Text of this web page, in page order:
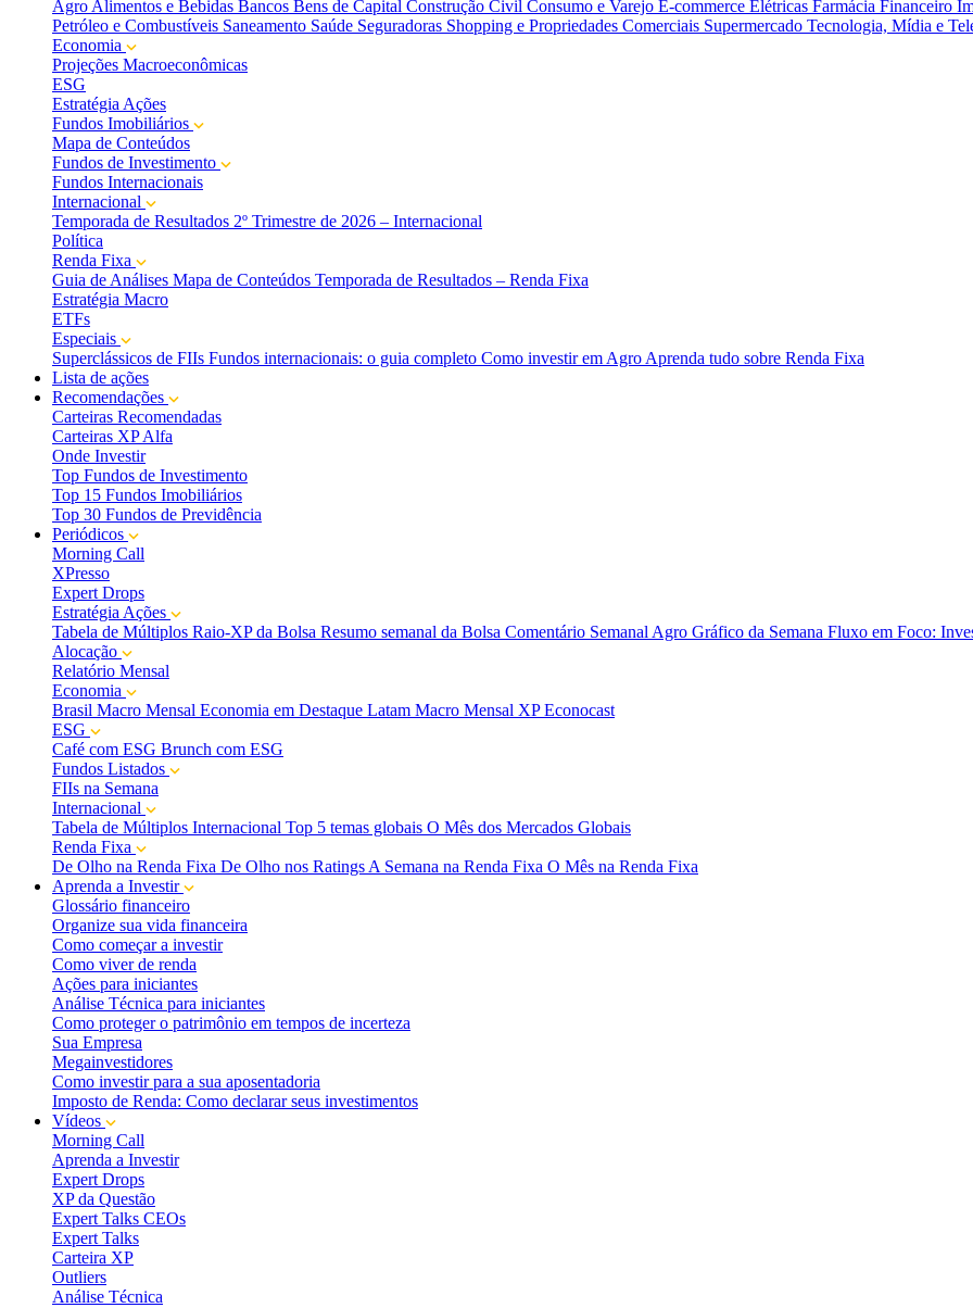
AgroAlimentos e Bebidas Bancos Bens de Capital Construção Civil Consumo e Varejo E-commerce Elétricas Farmácia Financeiro
Petróleo e Combustíveis Saneamento Saúde Seguradoras Shopping e Propriedades Comerciais Supermercado Tecnologia, Mídia e
Economia
Projeções Macroeconômicas
ESG
Estratégia Ações
Fundos Imobiliários
Mapa de Conteúdos
Fundos de Investimento
Fundos Internacionais
Internacional
Temporada de Resultados 2º Trimestre de 2026 – Internacional
Política
Renda Fixa
Guia de Análises Mapa de Conteúdos Temporada de Resultados – Renda Fixa
Estratégia Macro
ETFs
Especiais
Superclássicos de FIIs Fundos internacionais: o guia completo Como investir em AgroAprenda tudo sobre Renda Fixa
Lista de ações
Recomendações
Carteiras Recomendadas
Carteiras XP Alfa
Onde Investir
Top Fundos de Investimento
Top 15 Fundos Imobiliários
Top 30 Fundos de Previdência
Periódicos
Morning Call
XPresso
Expert Drops
Estratégia Ações
Tabela de Múltiplos Raio-XP da Bolsa Resumo semanal da Bolsa Comentário Semanal Agro Gráfico da Semana Fluxo em Foco:
Alocação
Relatório Mensal
Economia
Brasil Macro Mensal Economia em Destaque Latam Macro Mensal XP Econocast
ESG
Café com ESG Brunch com ESG
Fundos Listados
FIIs na Semana
Internacional
Tabela de Múltiplos Internacional Top 5 temas globais O Mês dos Mercados Globais
Renda Fixa
De Olho na Renda Fixa De Olho nos RatingsA Semana na Renda Fixa O Mês na Renda Fixa
Aprenda a Investir
Glossário financeiro
Organize sua vida financeira
Como começar a investir
Como viver de renda
Ações para iniciantes
Análise Técnica para iniciantes
Como proteger o patrimônio em tempos de incerteza
Sua Empresa
Megainvestidores
Como investir para a sua aposentadoria
Imposto de Renda: Como declarar seus investimentos
Vídeos
Morning Call
Aprenda a Investir
Expert Drops
XP da Questão
Expert Talks CEOs
Expert Talks
Carteira XP
Outliers
Análise Técnica